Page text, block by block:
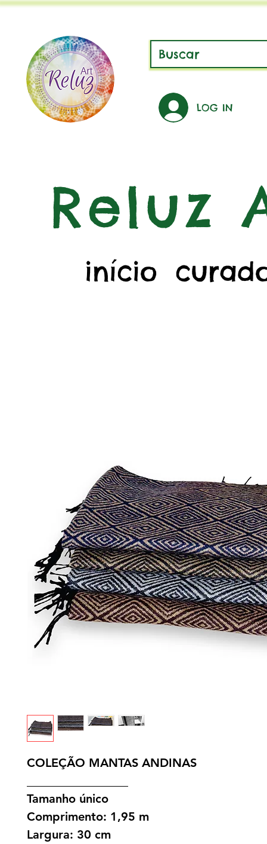
LOG IN
Reluz
início
COLEÇÃO MANTAS ANDINAS
Tamanho único
Comprimento: 1,95 m
Largura: 30 cm